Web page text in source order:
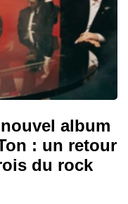
album
: un retour
du rock